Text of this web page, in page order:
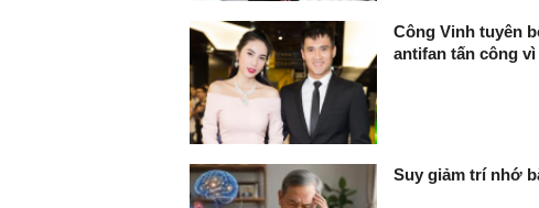
Công Vinh tuyên
antifan tấn công
Suy giảm trí nhớ